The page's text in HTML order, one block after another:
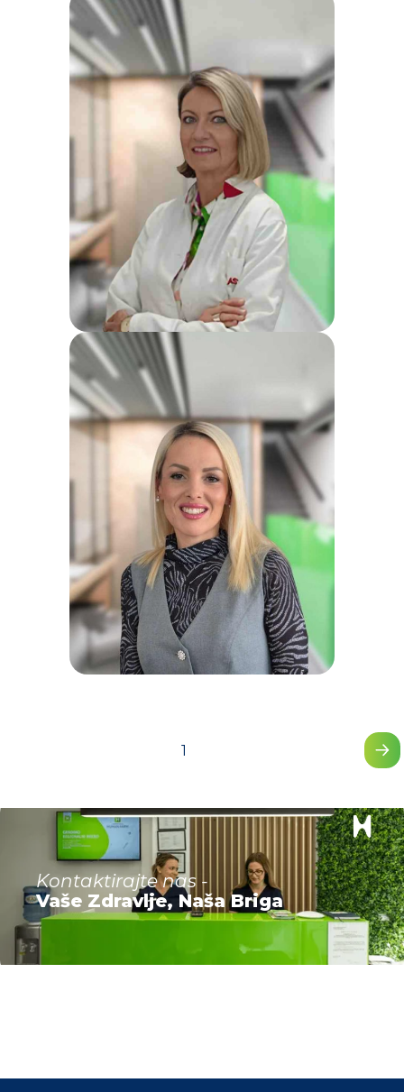
Specijalista radiologije
Dr Marija Antić
Specijalista radiologije
Dr Ana Vlajković
Specijalista radiologije
Dr Maja Stojanović
1
Kontaktirajte nas -
Vaše Zdravlje, Naša Briga